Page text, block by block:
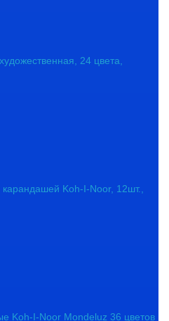
24 цвета,
Koh-I-Noor, 12шт.,
Koh-I-Noor Mondeluz 36 цветов